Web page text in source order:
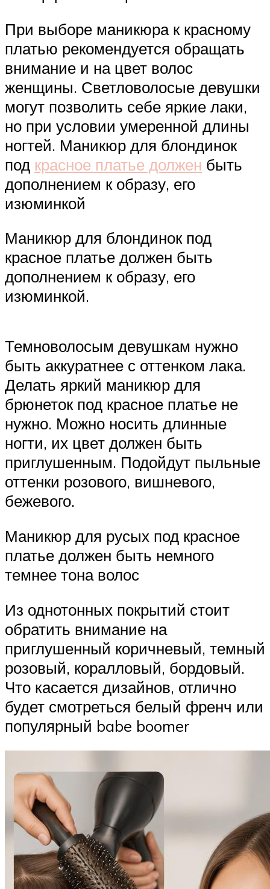
При выборе маникюра к красному
платью рекомендуется обращать
внимание и на цвет волос
женщины. Светловолосые девушки
могут позволить себе яркие лаки,
но при условии умеренной длины
ногтей. Маникюр для блондинок
под красное платье должен быть
дополнением к образу, его
изюминкой
Маникюр для блондинок под
красное платье должен быть
дополнением к образу, его
изюминкой.
Темноволосым девушкам нужно
быть аккуратнее с оттенком лака.
Делать яркий маникюр для
брюнеток под красное платье не
нужно. Можно носить длинные
ногти, их цвет должен быть
приглушенным. Подойдут пыльные
оттенки розового, вишневого,
бежевого.
Маникюр для русых под красное
платье должен быть немного
темнее тона волос
Из однотонных покрытий стоит
обратить внимание на
приглушенный коричневый, темный
розовый, коралловый, бордовый.
Что касается дизайнов, отлично
будет смотреться белый френч или
популярный babe boomer